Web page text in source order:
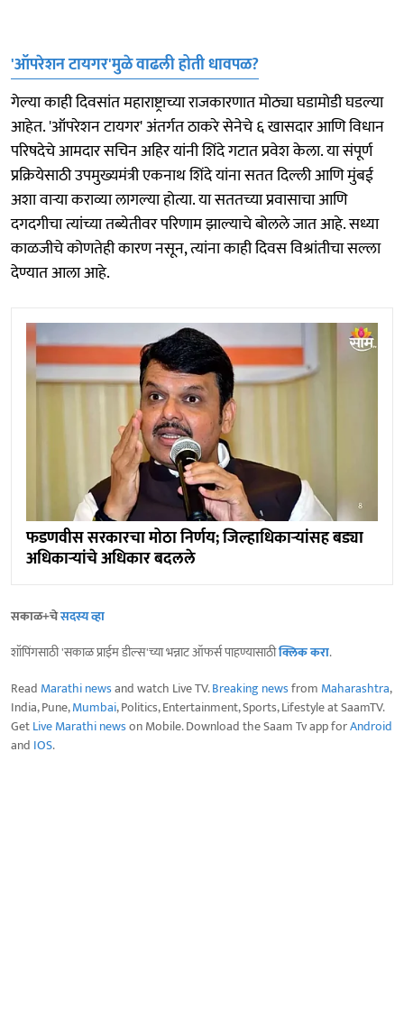
'ऑपरेशन टायगर'मुळे वाढली होती धावपळ?
गेल्या काही दिवसांत महाराष्ट्राच्या राजकारणात मोठ्या घडामोडी घडल्या
आहेत. 'ऑपरेशन टायगर' अंतर्गत ठाकरे सेनेचे ६ खासदार आणि विधान
परिषदेचे आमदार सचिन अहिर यांनी शिंदे गटात प्रवेश केला. या संपूर्ण
प्रक्रियेसाठी उपमुख्यमंत्री एकनाथ शिंदे यांना सतत दिल्ली आणि मुंबई
अशा वाऱ्या कराव्या लागल्या होत्या. या सततच्या प्रवासाचा आणि
दगदगीचा त्यांच्या तब्येतीवर परिणाम झाल्याचे बोलले जात आहे. सध्या
काळजीचे कोणतेही कारण नसून, त्यांना काही दिवस विश्रांतीचा सल्ला
देण्यात आला आहे.
फडणवीस सरकारचा मोठा निर्णय; जिल्हाधिकाऱ्यांसह बड्या
अधिकार्‍यांचे अधिकार बदलले
सकाळ+चेसदस्य व्हा
शॉपिंगसाठी 'सकाळ प्राईम डील्स'च्या भन्नाट ऑफर्स पाहण्यासाठीक्लिक करा.
Read Marathi newsand watch Live TV.Breaking newsfrom Maharashtra,
India, Pune,Mumbai, Politics, Entertainment, Sports, Lifestyle at SaamTV.
GetLive Marathi newson Mobile. Download the Saam Tv app forAndroid
and IOS.